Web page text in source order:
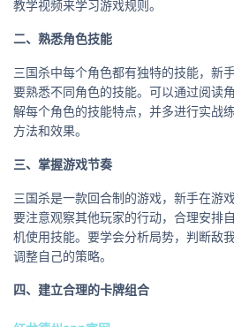
教学视频来学习游戏规则。
二、熟悉角色技能
三国杀中每个角色都有独特的技能，新
要熟悉不同角色的技能。可以通过阅读
解每个角色的技能特点，并多进行实战
方法和效果。
三、掌握游戏节奏
三国杀是一款回合制的游戏，新手在游
要注意观察其他玩家的行动，合理安排
机使用技能。要学会分析局势，判断敌
调整自己的策略。
四、建立合理的卡牌组合